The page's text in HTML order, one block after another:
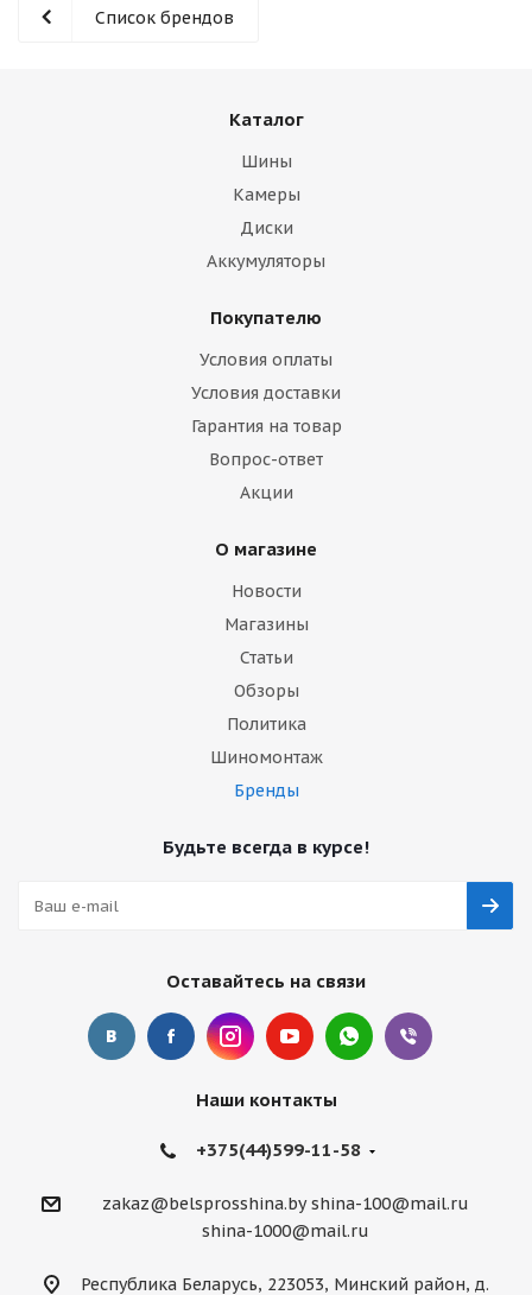
Список брендов
Каталог
Шины
Камеры
Диски
Аккумуляторы
Покупателю
Условия оплаты
Условия доставки
Гарантия на товар
Вопрос-ответ
Акции
О магазине
Новости
Магазины
Статьи
Обзоры
Политика
Шиномонтаж
Бренды
Будьте всегда в курсе!
Оставайтесь на связи
Наши контакты
+375(44)599-11-58
zakaz@belsprosshina.by shina-100@mail.ru
shina-1000@mail.ru
Республика Беларусь, 223053, Минский район, д.